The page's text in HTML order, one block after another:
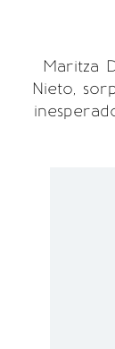
Maritza
Nieto,